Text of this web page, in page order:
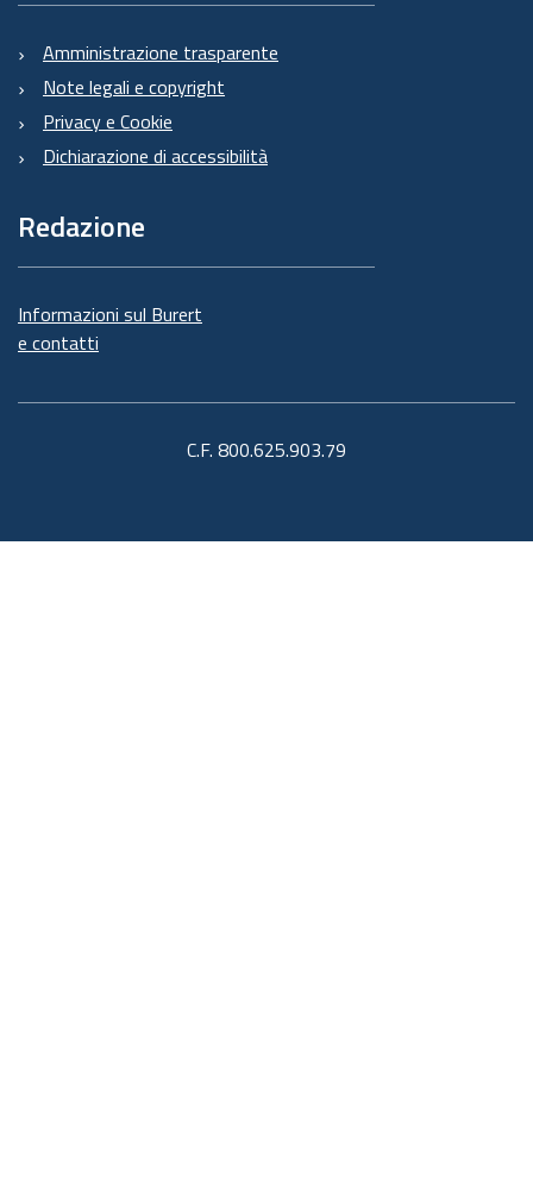
Amministrazione trasparente
Note legali e copyright
Privacy e Cookie
Dichiarazione di accessibilità
Redazione
Informazioni sul Burert
e contatti
C.F. 800.625.903.79